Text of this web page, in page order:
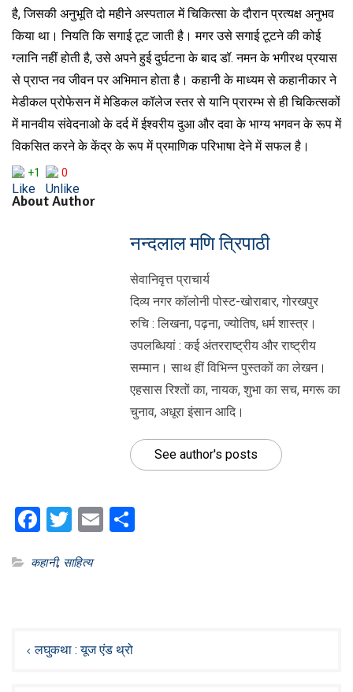
है, जिसकी अनुभूति दो महीने अस्पताल में चिकित्सा के दौरान प्रत्यक्ष अनुभव
किया था। नियति कि सगाई टूट जाती है। मगर उसे सगाई टूटने की कोई
ग्लानि नहीं होती है, उसे अपने हुई दुर्घटना के बाद डॉ. नमन के भगीरथ प्रयास
से प्राप्त नव जीवन पर अभिमान होता है। कहानी के माध्यम से कहानीकार ने
मेडीकल प्रोफेसन में मेडिकल कॉलेज स्तर से यानि प्रारम्भ से ही चिकित्सकों
में मानवीय संवेदनाओ के दर्द में ईश्वरीय दुआ और दवा के भाग्य भगवन के रूप में
विकसित करने के केंद्र के रूप में प्रमाणिक परिभाषा देने में सफल है।
+1 0
About Author
नन्दलाल मणि त्रिपाठी
सेवानिवृत्त प्राचार्य
दिव्य नगर कॉलोनी पोस्ट-खोराबार, गोरखपुर
रुचि : लिखना, पढ़ना, ज्योतिष, धर्म शास्त्र।
उपलब्धियां : कई अंतरराष्ट्रीय और राष्ट्रीय
सम्मान। साथ हीं विभिन्न पुस्तकों का लेखन।
एहसास रिश्तों का, नायक, शुभा का सच, मगरू का
चुनाव, अधूरा इंसान आदि।
See author's posts
Facebook
Twitter
Email
कहानी, साहित्य
navigation
लघुकथा : यूज एंड थ्रो